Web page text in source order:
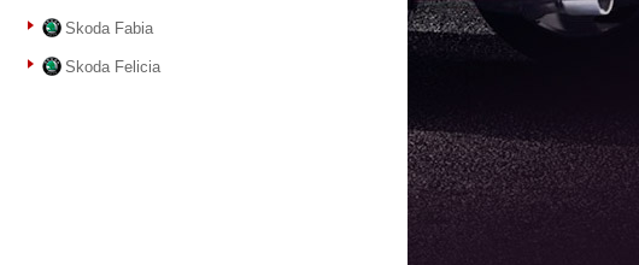
Skoda Fabia
Skoda Felicia